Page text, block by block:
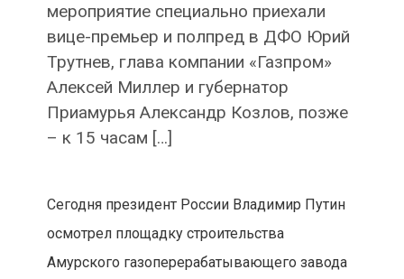
мероприятие специально приехали
вице-премьер и полпред в ДФО Юрий
Трутнев, глава компании «Газпром»
Алексей Миллер и губернатор
Приамурья Александр Козлов, позже
– к 15 часам […]
Сегодня президент России Владимир Путин
осмотрел площадку строительства
Амурского газоперерабатывающего завода